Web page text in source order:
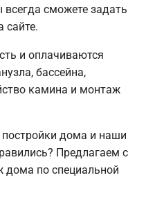
сможете задать
сайте.
и оплачиваются
бассейна,
камина и монтаж
дома и наши
Предлагаем с
дома по специальной